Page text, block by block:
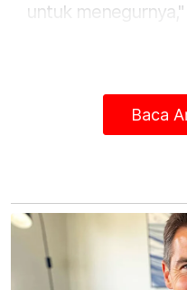
untuk menegurnya,"
Baca